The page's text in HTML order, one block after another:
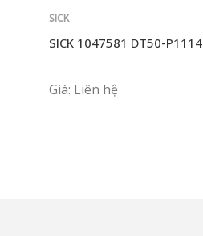
SICK
SICK 1047581 DT50-P1114
Giá: Liên hệ